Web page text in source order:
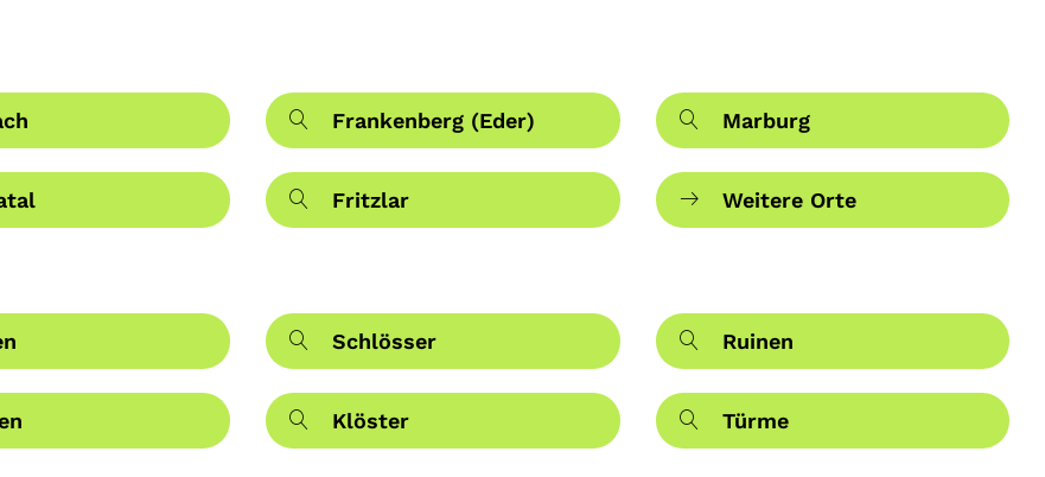
Frankenberg (Eder) Marburg
Fritzlar Weitere Orte
Schlösser Ruinen
Klöster Türme